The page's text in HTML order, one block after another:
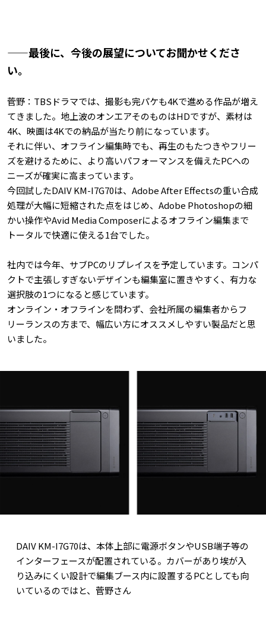
——最後に、今後の展望についてお聞かせくださ
い。
菅野：TBSドラマでは、撮影も完パケも4Kで進める作品が増え
てきました。地上波のオンエアそのものはHDですが、素材は
4K、映画は4Kでの納品が当たり前になっています。
それに伴い、オフライン編集時でも、再生のもたつきやフリー
ズを避けるために、より高いパフォーマンスを備えたPCへの
ニーズが確実に高まっています。
今回試したDAIV KM-I7G70は、Adobe After Effectsの重い合成
処理が大幅に短縮された点をはじめ、Adobe Photoshopの細
かい操作やAvid Media Composerによるオフライン編集まで
トータルで快適に使える1台でした。
社内では今年、サブPCのリプレイスを予定しています。コンパ
クトで主張しすぎないデザインも編集室に置きやすく、有力な
選択肢の1つになると感じています。
オンライン・オフラインを問わず、会社所属の編集者からフ
リーランスの方まで、幅広い方にオススメしやすい製品だと思
いました。
DAIV KM-I7G70は、本体上部に電源ボタンやUSB端子等の
インターフェースが配置されている。カバーがあり埃が入
り込みにくい設計で編集ブース内に設置するPCとしても向
いているのではと、菅野さん